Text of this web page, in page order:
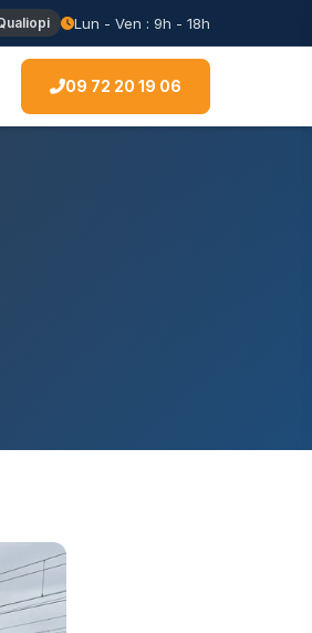
Lun - Ven : 9h - 18h
09 72 20 19 06